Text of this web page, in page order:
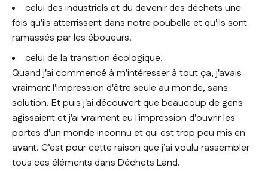
celui des industriels et du devenir des déchets une
fois qu'ils atterrissent dans notre poubelle et qu'ils sont
ramassés par les éboueurs.
celui de la transition écologique.
Quand j'ai commencé à m'intéresser à tout ça, j'avais
vraiment l'impression d'être seule au monde, sans
solution. Et puis j'ai découvert que beaucoup de gens
agissaient et j'ai vraiment eu l'impression d'ouvrir les
portes d'un monde inconnu et qui est trop peu mis en
avant. C’est pour cette raison que j’ai voulu rassembler
tous ces éléments dans Déchets Land.